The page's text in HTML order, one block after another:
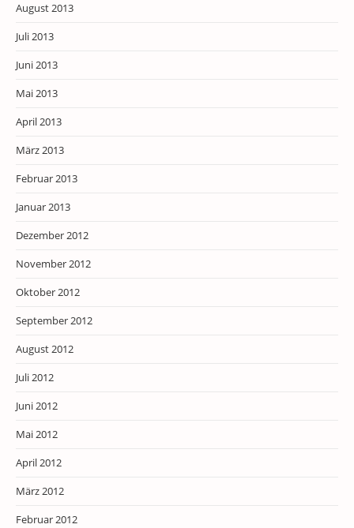
August 2013
Juli 2013
Juni 2013
Mai 2013
April 2013
März 2013
Februar 2013
Januar 2013
Dezember 2012
November 2012
Oktober 2012
September 2012
August 2012
Juli 2012
Juni 2012
Mai 2012
April 2012
März 2012
Februar 2012